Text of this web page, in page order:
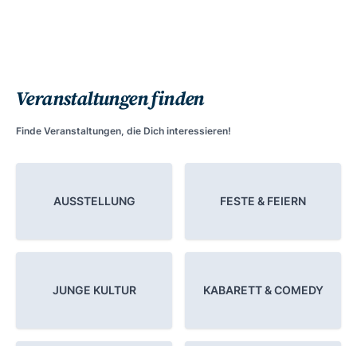
Veranstaltungen finden
Finde Veranstaltungen, die Dich interessieren!
AUSSTELLUNG FESTE & FEIERN
JUNGE KULTUR KABARETT & COMEDY